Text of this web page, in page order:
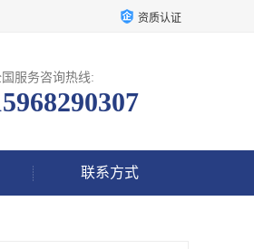
资质认证
服务咨询热线:
联系方式